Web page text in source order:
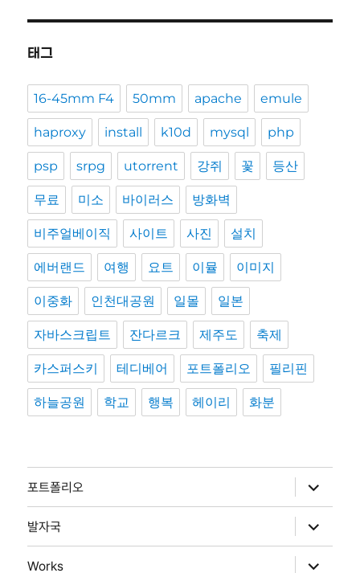
태그
16-45mm F4 50mm apache emule
haproxy install k10d mysql php
psp srpg utorrent 강쥐 꽃 등산
무료 미소 바이러스 방화벽
비주얼베이직 사이트 사진 설치
에버랜드 여행 요트 이뮬 이미지
이중화 인천대공원 일몰 일본
자바스크립트 잔다르크 제주도 축제
카스퍼스키 테디베어 포트폴리오 필리핀
하늘공원 학교 행복 헤이리 화분
포트폴리오
위
메
뉴
확
장
발자국
위
메
뉴
Works